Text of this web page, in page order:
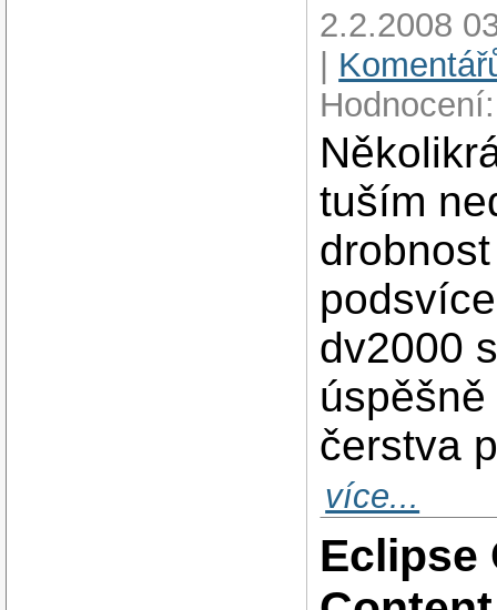
2.2.2008
tuším
dv2000
čerstva
více...
Eclipse